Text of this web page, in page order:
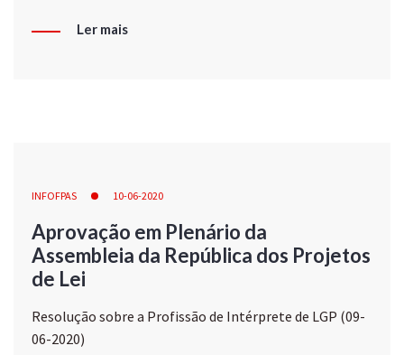
Ler mais
INFOFPAS 10-06-2020
Aprovação em Plenário da
Assembleia da República dos Projetos
de Lei
Resolução sobre a Profissão de Intérprete de LGP (09-
06-2020)